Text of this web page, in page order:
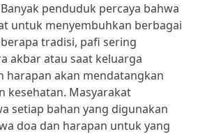
penduduk percaya bahwa
untuk menyembuhkan berbagai
tradisi, pafi sering
akbar atau saat keluarga
harapan akan mendatangkan
kesehatan. Masyarakat
setiap bahan yang digunakan
doa dan harapan untuk yang